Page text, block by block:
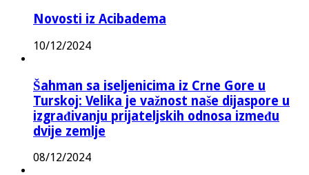
Novosti iz Acibadema
10/12/2024
Šahman sa iseljenicima iz Crne Gore u
Turskoj: Velika je važnost naše dijaspore u
izgrađivanju prijateljskih odnosa između
dvije zemlje
08/12/2024